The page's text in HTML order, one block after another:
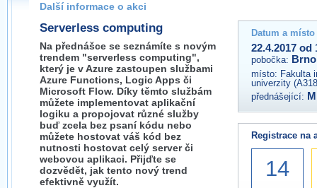
brno@wug.cz
Další informace o akci
Serverless computing
Na přednášce se seznámíte s novým
trendem "serverless computing",
který je v Azure zastoupen službami
Azure Functions, Logic Apps či
Microsoft Flow. Díky těmto službám
můžete implementovat aplikační
logiku a propojovat různé služby
buď zcela bez psaní kódu nebo
můžete hostovat váš kód bez
nutnosti hostovat celý server či
webovou aplikaci. Přijďte se
dozvědět, jak tento nový trend
efektivně využít.
Datum a
22.4.2017 od
pobočka: Brno
místo: Fakulta
univerzity
přednášející:
Registrace na
14